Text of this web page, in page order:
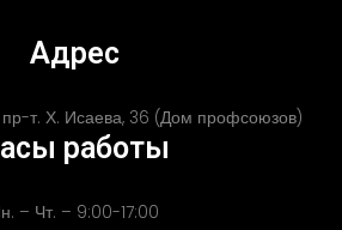
Адрес
пр-т. Х. Исаева, 36 (Дом профсоюзов)
работы
– Чт. – 9:00-17:00